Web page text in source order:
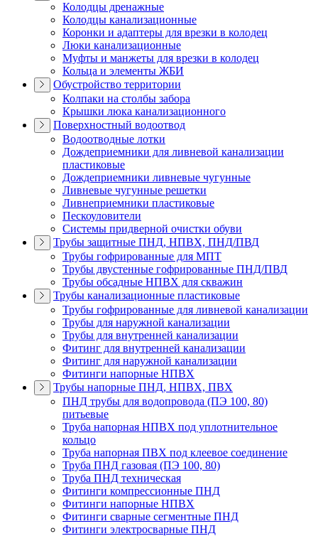
Колодцы дренажные
Колодцы канализационные
Коронки и адаптеры для врезки в колодец
Люки канализационные
Муфты и манжеты для врезки в колодец
Кольца и элементы ЖБИ
Обустройство территории
Колпаки на столбы забора
Крышки люка канализационного
Поверхностный водоотвод
Водоотводные лотки
Дождеприемники для ливневой канализации
пластиковые
Дождеприемники ливневые чугунные
Ливневые чугунные решетки
Ливнеприемники пластиковые
Пескоуловители
Системы придверной очистки обуви
Трубы защитные ПНД, НПВХ, ПНД/ПВД
Трубы гофрированные для МПТ
Трубы двустенные гофрированные ПНД/ПВД
Трубы обсадные НПВХ для скважин
Трубы канализационные пластиковые
Трубы гофрированные для ливневой канализации
Трубы для наружной канализации
Трубы для внутренней канализации
Фитинг для внутренней канализации
Фитинг для наружной канализации
Фитинги напорные НПВХ
Трубы напорные ПНД, НПВХ, ПВХ
ПНД трубы для водопровода (ПЭ 100, 80)
питьевые
Труба напорная НПВХ под уплотнительное
кольцо
Труба напорная ПВХ под клеевое соединение
Труба ПНД газовая (ПЭ 100, 80)
Труба ПНД техническая
Фитинги компрессионные ПНД
Фитинги напорные НПВХ
Фитинги сварные сегментные ПНД
Фитинги электросварные ПНД